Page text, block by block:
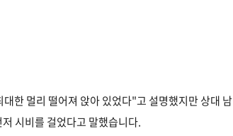
한 멀리 떨어져 앉아 있었다"고 설명했지만 상대 남
시비를 걸었다고 말했습니다.